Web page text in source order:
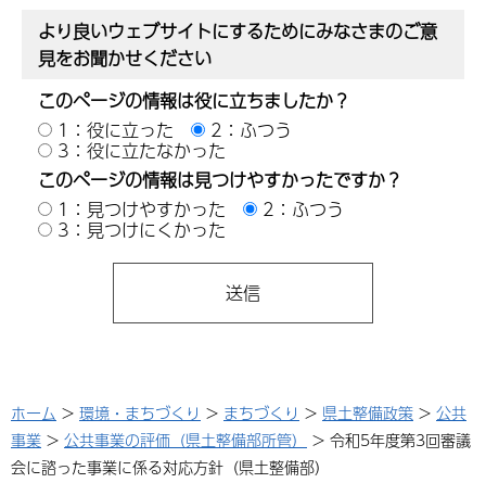
より良いウェブサイトにするためにみなさまのご意
見をお聞かせください
このページの情報は役に立ちましたか？
1：役に立った
2：ふつう
3：役に立たなかった
このページの情報は見つけやすかったですか？
1：見つけやすかった
2：ふつう
3：見つけにくかった
ホーム > 環境・まちづくり > まちづくり > 県土整備政策 > 公共
事業 > 公共事業の評価（県土整備部所管）
> 令和5年度第3回審議
会に諮った事業に係る対応方針（県土整備部）